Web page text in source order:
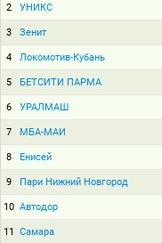
2 УНИКС
3 Зенит
4 Локомотив-Кубань
5 БЕТСИТИ ПАРМА
6 УРАЛМАШ
7 МБА-МАИ
8 Енисей
9 Пари Нижний Новгород
10 Автодор
11 Самара